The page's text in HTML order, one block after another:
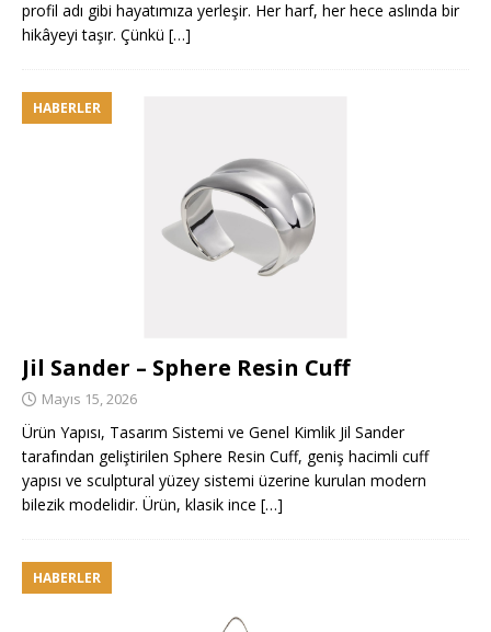
profil adı gibi hayatımıza yerleşir. Her harf, her hece aslında bir
hikâyeyi taşır. Çünkü […]
HABERLER
Jil Sander – Sphere Resin Cuff
Mayıs 15, 2026
Ürün Yapısı, Tasarım Sistemi ve Genel Kimlik Jil Sander
tarafından geliştirilen Sphere Resin Cuff, geniş hacimli cuff
yapısı ve sculptural yüzey sistemi üzerine kurulan modern
bilezik modelidir. Ürün, klasik ince […]
HABERLER